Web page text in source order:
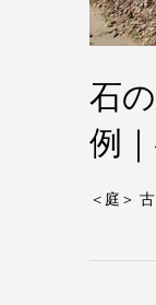
石
例
＜庭＞